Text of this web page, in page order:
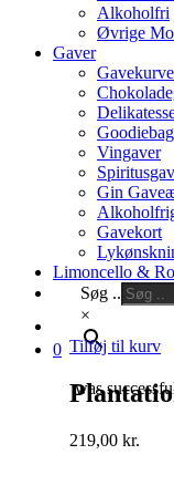
Alkoholfri
Øvrige
Gaver
Gavekurve
Vingaver
Gin
Gavekort
Limoncello &
Søg ..
×
0
was
Tilføj til kurv
219,00 kr.